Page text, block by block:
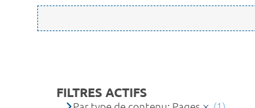
FILTRES ACTIFS